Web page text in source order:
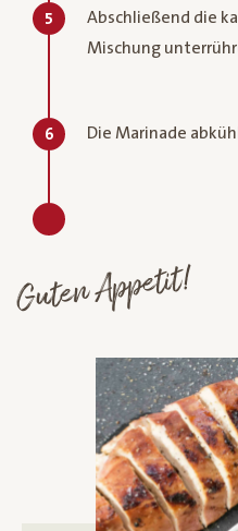
5
Abschließend die
Mischung
6 Die Marinade
Guten Appetit!